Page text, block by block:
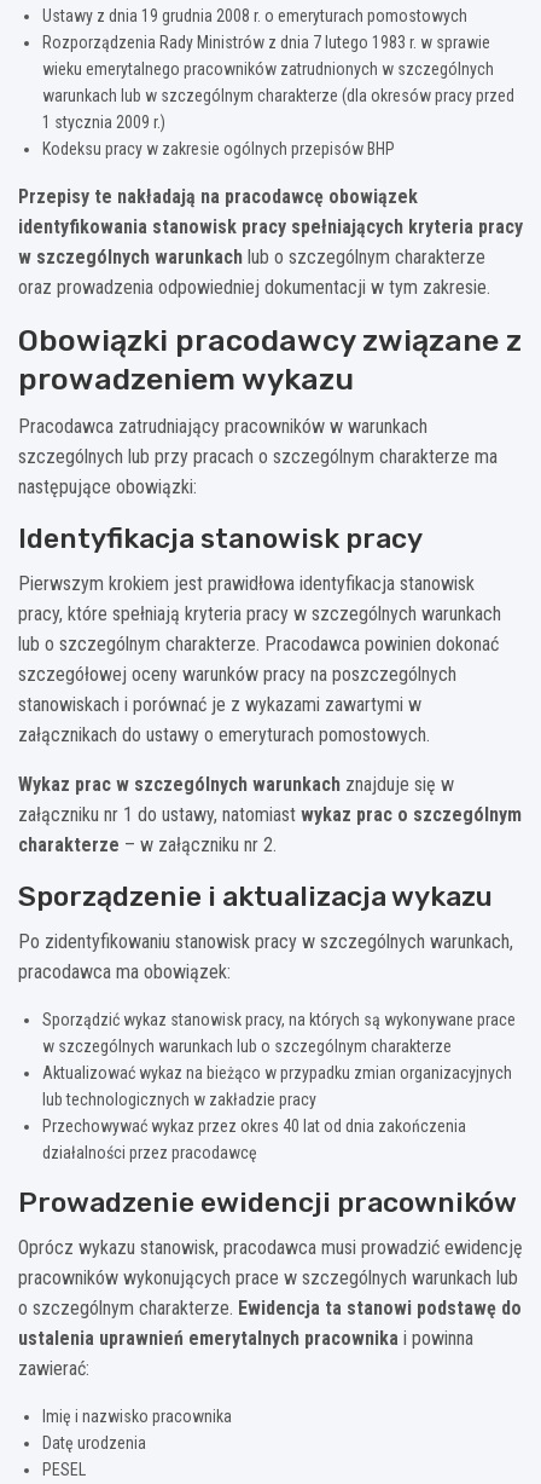
Ustawy z dnia 19 grudnia 2008 r. o emeryturach pomostowych
Rozporządzenia Rady Ministrów z dnia 7 lutego 1983 r. w sprawie
wieku emerytalnego pracowników zatrudnionych w szczególnych
warunkach lub w szczególnym charakterze (dla okresów pracy przed
1 stycznia 2009 r.)
Kodeksu pracy w zakresie ogólnych przepisów BHP
Przepisy te nakładają na pracodawcę obowiązek
identyfikowania stanowisk pracy spełniających kryteria pracy
w szczególnych warunkach lub o szczególnym charakterze
oraz prowadzenia odpowiedniej dokumentacji w tym zakresie.
Obowiązki pracodawcy związane z
prowadzeniem wykazu
Pracodawca zatrudniający pracowników w warunkach
szczególnych lub przy pracach o szczególnym charakterze ma
następujące obowiązki:
Identyfikacja stanowisk pracy
Pierwszym krokiem jest prawidłowa identyfikacja stanowisk
pracy, które spełniają kryteria pracy w szczególnych warunkach
lub o szczególnym charakterze. Pracodawca powinien dokonać
szczegółowej oceny warunków pracy na poszczególnych
stanowiskach i porównać je z wykazami zawartymi w
załącznikach do ustawy o emeryturach pomostowych.
Wykaz prac w szczególnych warunkach znajduje się w
załączniku nr 1 do ustawy, natomiast wykaz prac o szczególnym
charakterze – w załączniku nr 2.
Sporządzenie i aktualizacja wykazu
Po zidentyfikowaniu stanowisk pracy w szczególnych warunkach,
pracodawca ma obowiązek:
Sporządzić wykaz stanowisk pracy, na których są wykonywane prace
w szczególnych warunkach lub o szczególnym charakterze
Aktualizować wykaz na bieżąco w przypadku zmian organizacyjnych
lub technologicznych w zakładzie pracy
Przechowywać wykaz przez okres 40 lat od dnia zakończenia
działalności przez pracodawcę
Prowadzenie ewidencji pracowników
Oprócz wykazu stanowisk, pracodawca musi prowadzić ewidencję
pracowników wykonujących prace w szczególnych warunkach lub
o szczególnym charakterze. Ewidencja ta stanowi podstawę do
ustalenia uprawnień emerytalnych pracownika i powinna
zawierać:
Imię i nazwisko pracownika
Datę urodzenia
PESEL